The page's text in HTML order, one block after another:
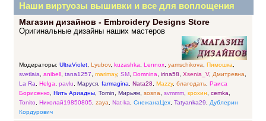
Наши виртуозы вышивки и все для воплощения
прекрасных идей
Магазин дизайнов - Embroidery Designs Store
Оригинальные дизайны наших мастеров
Модераторы: UltraViolet, Lyubov, kuzashka, Lennox, yamschikova, Пимошка,
svetlaia, anibell, tana1257, marimay, SM, Domnina, irina58, Xsenia_V, Дмитревна,
La Ra, Helga, pavlu, Маруся, farmagina, Nata28, Mazzy, благодать, Раиса
Борисенко, Нить Ариадны, Tomin, Мирьям, sosna, svmmm, крохин, cemka,
Tonito, Николай19850805, zaya, Nat-ka, СнежанаЦех, Tatyanka29, Дублерин
Кордурович